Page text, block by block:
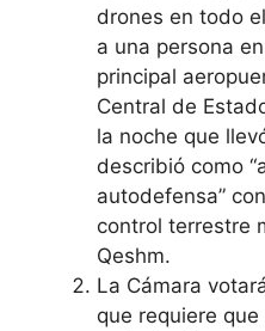
drones en todo
a una persona
principal
Central de
la noche que
describió como
autodefensa”
control terrestre
Qeshm.
La Cámara
que requiere